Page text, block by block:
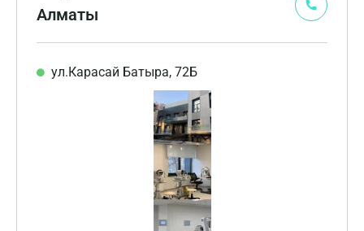
Алматы
ул.Карасай Батыра, 72Б